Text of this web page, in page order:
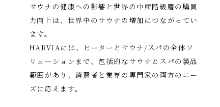
サウナの健康への影響と世界の中産階級層の購買
力向上は、世界中のサウナの増加につながってい
ます。
HARVIAには、ヒーターとサウナ/スパの全体ソ
リューションまで、包括的なサウナとスパの製品
範囲があり、消費者と業界の専門家の両方のニー
ズに応えます。